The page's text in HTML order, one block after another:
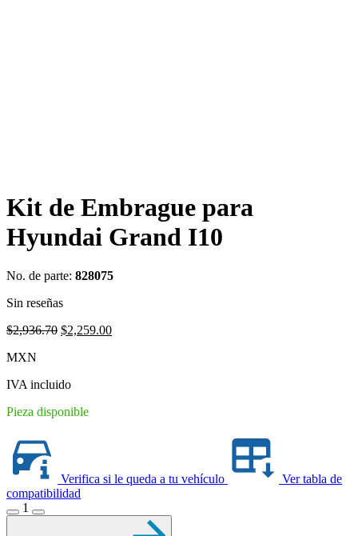
Kit de Embrague para
Hyundai Grand I10
No. de parte: 828075
Sin reseñas
$2,936.70 Original
$2,259.00Current
MXN
IVA incluido
Pieza disponible
Verifica si le queda a tu vehículo
Ver tabla de
compatibilidad
1